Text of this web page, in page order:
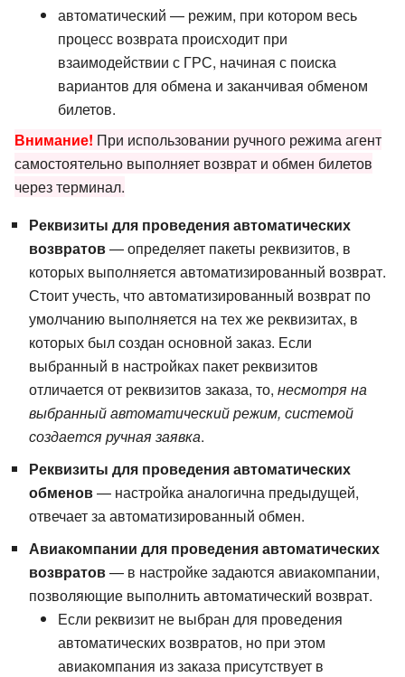
автоматический — режим, при котором весь
процесс возврата происходит при
взаимодействии с ГРС, начиная с поиска
вариантов для обмена и заканчивая обменом
билетов.
Внимание! При использовании ручного режима агент
самостоятельно выполняет возврат и обмен билетов
через терминал.
Реквизиты для проведения автоматических
возвратов— определяет пакеты реквизитов, в
которых выполняется автоматизированный возврат.
Стоит учесть, что автоматизированный возврат по
умолчанию выполняется на тех же реквизитах, в
которых был создан основной заказ. Если
выбранный в настройках пакет реквизитов
отличается от реквизитов заказа, то, несмотря на
выбранный автоматический режим, системой
создается ручная заявка.
Реквизиты для проведения автоматических
обменов— настройка аналогична предыдущей,
отвечает за автоматизированный обмен.
Авиакомпании для проведения автоматических
возвратов— в настройке задаются авиакомпании,
позволяющие выполнить автоматический возврат.
Если реквизит не выбран для проведения
автоматических возвратов, но при этом
авиакомпания из заказа присутствует в